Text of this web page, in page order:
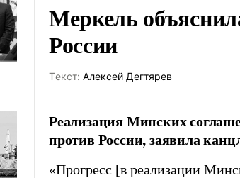
Меркель
России
Tекст: Алексей Дегтярев
Реализация Минских
против России, заявила
«Прогресс [в реализации